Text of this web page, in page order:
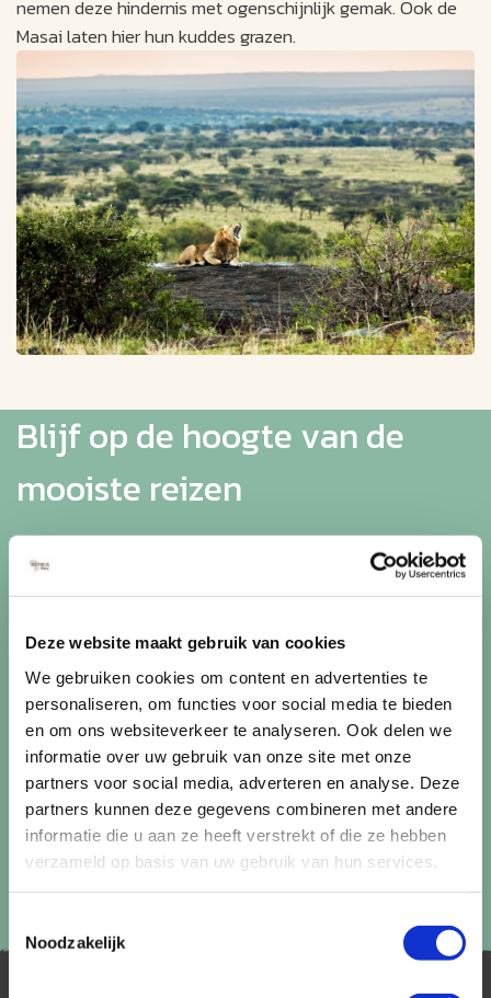
Deze website maakt gebruik van cookies
We gebruiken cookies om content en advertenties te
personaliseren, om functies voor social media te bieden
en om ons websiteverkeer te analyseren. Ook delen we
informatie over uw gebruik van onze site met onze
partners voor social media, adverteren en analyse. Deze
partners kunnen deze gegevens combineren met andere
informatie die u aan ze heeft verstrekt of die ze hebben
verzameld op basis van uw gebruik van hun services.
Noodzakelijk
nemen deze hindernis met ogenschijnlijk gemak. Ook de
Masai laten hier hun kuddes grazen.
Blijf op de hoogte van de
mooiste reizen
Ontvang circa 1 maal per maand onze nieuwsbrief met de
laatste aanbiedingen. U kunt zich elk moment weer
uitschrijven via de afmeldlink in de nieuwsbrief.
Aanmelden
Lees in ons privacybeleid
hoe wij zorgvuldig omgaan met uw
gegevens.